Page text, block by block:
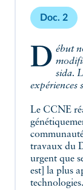
Doc. 2
Début novembre 2018, on apprend que le médecin chinois He Jiankui a
sida.
expériences
Le CCNE
travaux du
urgent que
est] la plus